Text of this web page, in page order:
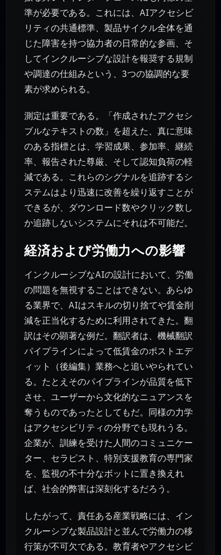
準が必要である。これには、AIアクセシビ
リティの共通標準、製品サイクル全体を通
じた障害を持つ協力者の日常的な参画、そ
してインクルーシブな設計を報奨する規制
や調達の仕組みという、3つの協調的な要
素が求められる。
測定は重要である。「作成されたアクセシ
ブルなテキストの数」を超えた、真に意味
のある指標とは、学習成果、参加率、継続
率、報告された尊厳、そして認知負荷の軽
減である。これらのシグナルを追跡するシ
ステムはより迅速に改善を繰り返すことが
できるが、ダウンロード数やクリック数し
か追跡しないシステムにそれは不可能だ。
経済および労働力への影響
インクルーシブなAIの設計において、労働
の問題を無視することはできない。あらゆ
る業界で、AIはスキルの切り捨てや賃金削
減を正当化するために利用されてきた。翻
訳はその顕著な例だ。翻訳者は、機械翻訳
パイプラインによって低賃金のポストエデ
ィット（後編集）業務へと追いやられてい
る。たとえそのパイプラインが品質を低下
させ、ユーザーから文化的なニュアンスを
奪うものであったとしてもだ。同様の力学
はアクセシビリティの分野でも現れうる。
企業が、訓練を受けた人間のコミュニケー
ター、セラピスト、特別支援教育の専門家
を、監視の不十分なボットに置き換えれ
ば、社会的弊害は深刻化するだろう。
したがって、責任ある産業戦略には、イン
クルーシブな製品設計と並んで労働力の移
行策が不可欠である。教育者やアクセシビ